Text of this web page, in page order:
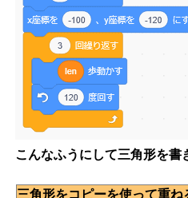
こんなふうにして三角形を書
三角形をコピーを使って重ね